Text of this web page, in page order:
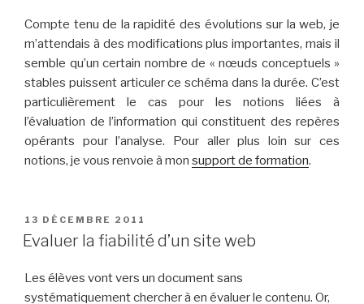
Compte tenu de la rapidité des évolutions sur la web, je
m’attendais à des modifications plus importantes, mais il
semble qu’un certain nombre de « nœuds conceptuels »
stables puissent articuler ce schéma dans la durée. C’est
particulièrement le cas pour les notions liées à
l’évaluation de l’information qui constituent des repères
opérants pour l’analyse. Pour aller plus loin sur ces
notions, je vous renvoie à mon support de formation.
PUBLIÉ
LE
13 DÉCEMBRE 2011
Evaluer la fiabilité d’un site web
Les élèves vont vers un document sans
systématiquement chercher à en évaluer le contenu. Or,